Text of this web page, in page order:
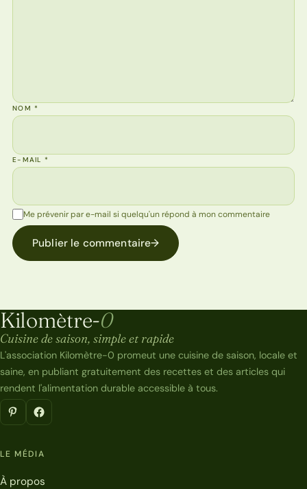
NOM*
E-MAIL*
Me prévenir par e-mail si quelqu'un répond à mon commentaire
Publier le commentaire→
Kilomètre-0
Kilomètre-0
Cuisine de saison, simple et rapide
L'association Kilomètre-0 promeut une cuisine de saison, locale et
saine, en publiant gratuitement des recettes et des articles qui
rendent l'alimentation durable accessible à tous.
LE MÉDIA
À propos